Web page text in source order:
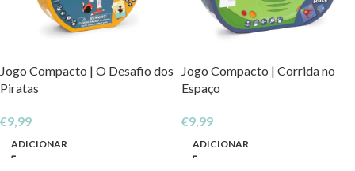
Jogo Compacto | O Desafio dos
Piratas
€9,99
ADICIONAR
Jogo Compacto | Corrida no
Espaço
€9,99
ADICIONAR